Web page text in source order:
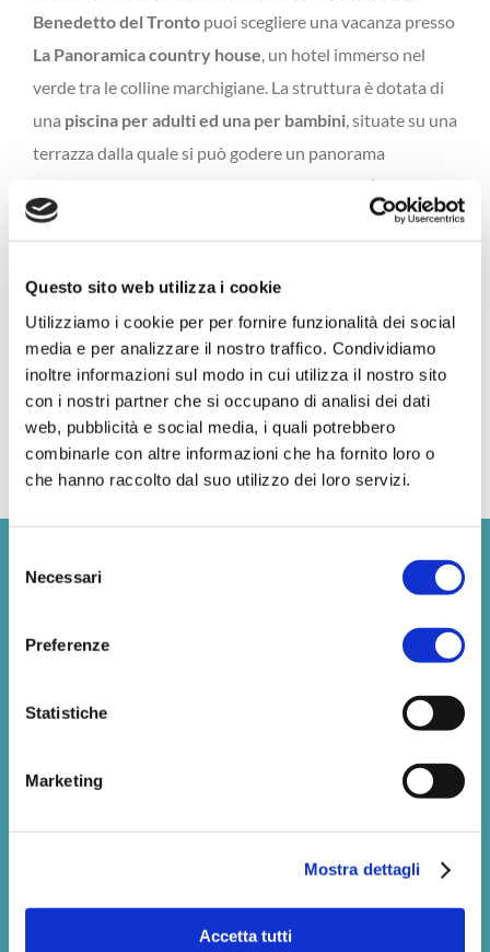
Questo sito web utilizza i cookie
Utilizziamo i cookie per per fornire funzionalità dei social
media e per analizzare il nostro traffico. Condividiamo
inoltre informazioni sul modo in cui utilizza il nostro sito
con i nostri partner che si occupano di analisi dei dati
web, pubblicità e social media, i quali potrebbero
combinarle con altre informazioni che ha fornito loro o
che hanno raccolto dal suo utilizzo dei loro servizi.
delNecessari
Preferenze
Statistiche
Marketing
Mostra dettagli
Accetta tutti
Benedetto del Tronto puoi scegliere una vacanza presso
La Panoramica country house, un hotel immerso nel
verde tra le colline marchigiane. La struttura è dotata di
una piscina per adulti ed una per bambini, situate su una
terrazza dalla quale si può godere un panorama
stupendo, con il mare che si staglia azzurro all’orizzonte,
confondendosi con il cielo terso nelle giornate d’estate.
affrontare meglio una calda e assolata giornata estiva,
godendosi a pieno il fresco del giardino/terrazza
dell’hotel.
Sei alla ricerca di un hotel con
piscina a San Benedetto del
Tronto? Contattaci subito!